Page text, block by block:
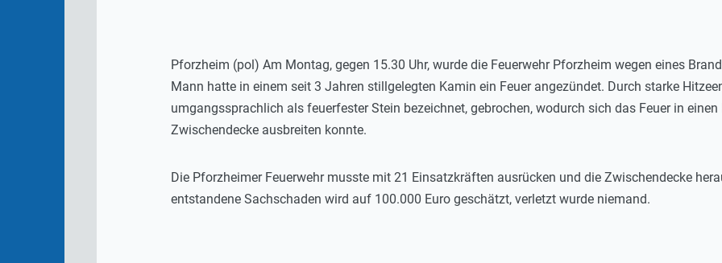
Pforzheim (pol) Am Montag, gegen 15.30 Uhr, wurde die Feuerwehr Pforzheim wegen eines
Mann hatte in einem seit 3 Jahren stillgelegten Kamin ein Feuer angezündet. Durch starke
umgangssprachlich als feuerfester Stein bezeichnet, gebrochen, wodurch sich das Feuer in
Zwischendecke ausbreiten konnte.
Die Pforzheimer Feuerwehr musste mit 21 Einsatzkräften ausrücken und die Zwischendecke
entstandene Sachschaden wird auf 100.000 Euro geschätzt, verletzt wurde niemand.